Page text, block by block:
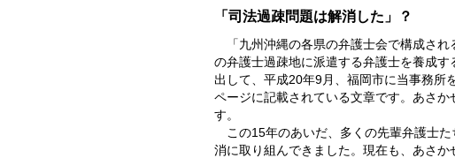
「司法過疎問題は解消した」？
「九州沖縄の各県の弁護士会で構成さ
の弁護士過疎地に派遣する弁護士を養成
出して、平成20年9月、福岡市に当事務所
ページに記載されている文章です。あさ
す。
この15年のあいだ、多くの先輩弁護士
消に取り組んできました。現在も、あさ